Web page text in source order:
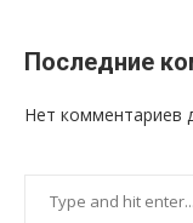
Последние
Нет комментариев